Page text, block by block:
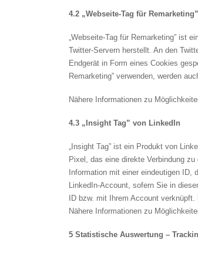
4.2 „Webseite-Tag für
„Webseite-Tag für Remarketing” ist
Twitter-Servern herstellt. An den
Endgerät in Form eines Cookies
Remarketing” verwenden, werden
Nähere Informationen zu
4.3 „Insight Tag” von LinkedIn
„Insight Tag” ist ein Produkt von
Pixel, das eine direkte Verbindung
Information mit einer eindeutigen ID,
LinkedIn-Account, sofern Sie in
ID bzw. mit Ihrem Account
Nähere Informationen zu
5 Statistische Auswertung –